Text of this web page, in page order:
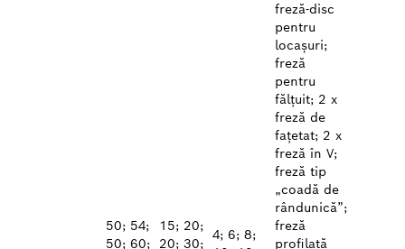
50; 54;
50; 60;
15; 20;
20; 30;
4; 6; 8;
freză-disc
pentru
locașuri;
freză
pentru
fălțuit; 2 x
freză de
fațetat; 2 x
freză în V;
freză tip
„coadă de
rândunică”;
freză
profilată